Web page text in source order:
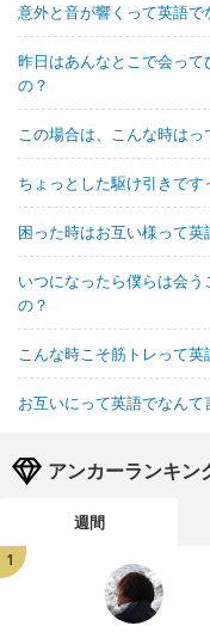
意外と音が響くって英語で
昨日はあんなとこで会っ
の？
この場合は、こんな時は
ちょっとした駆け引きで
困った時はお互い様って英
いつになったら僕らは会
の？
こんな時こそ筋トレって英
お互いにって英語でなんて
アンカーランキン
週間
1